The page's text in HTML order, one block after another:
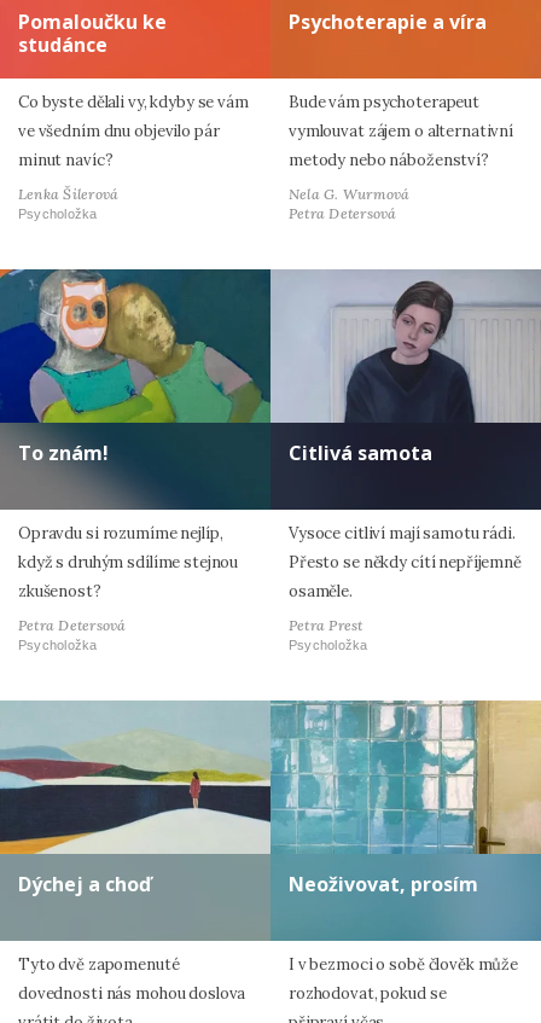
Pomaloučku ke
studánce
Co byste dělali vy, kdyby se vám
ve všedním dnu objevilo pár
minut navíc?
Lenka Šilerová
Psycholožka
Psychoterapie a víra
Bude vám psychoterapeut
vymlouvat zájem o alternativní
metody nebo náboženství?
Nela G. Wurmová
Petra Detersová
To znám!
Opravdu si rozumíme nejlíp,
když s druhým sdílíme stejnou
zkušenost?
Petra Detersová
Psycholožka
Citlivá samota
Vysoce citliví mají samotu rádi.
Přesto se někdy cítí nepříjemně
osaměle.
Petra Prest
Psycholožka
Dýchej a choď
Tyto dvě zapomenuté
dovednosti nás mohou doslova
Neoživovat, prosím
I v bezmoci o sobě člověk může
rozhodovat, pokud se